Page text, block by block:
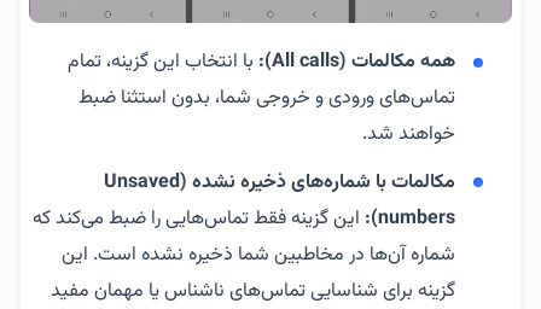
همه مکالمات (All calls):
با انتخاب این گزینه، تمام
تماس‌های ورودی و خروجی شما، بدون استثنا ضبط
خواهند شد.
مکالمات با شماره‌های ذخیره نشده (Unsaved
numbers):
این گزینه فقط تماس‌هایی را ضبط می‌کند که
شماره آن‌ها در مخاطبین شما ذخیره نشده است. این
گزینه برای شناسایی تماس‌های ناشناس یا مهمان مفید